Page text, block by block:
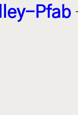
Pfab